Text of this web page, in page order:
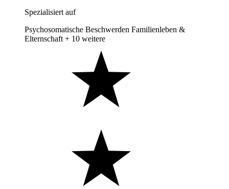
Spezialisiert auf
Psychosomatische Beschwerden Familienleben &
Elternschaft + 10 weitere